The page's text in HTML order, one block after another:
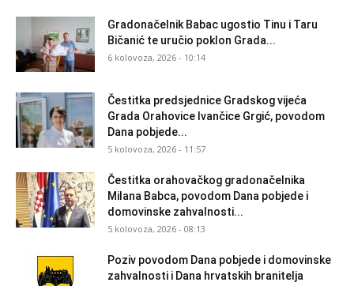
Gradonačelnik Babac ugostio Tinu i Taru
Bičanić te uručio poklon Grada...
6 kolovoza, 2026 - 10:14
Čestitka predsjednice Gradskog vijeća
Grada Orahovice Ivančice Grgić, povodom
Dana pobjede...
5 kolovoza, 2026 - 11:57
Čestitka orahovačkog gradonačelnika
Milana Babca, povodom Dana pobjede i
domovinske zahvalnosti...
5 kolovoza, 2026 - 08:13
Poziv povodom Dana pobjede i domovinske
zahvalnosti i Dana hrvatskih branitelja